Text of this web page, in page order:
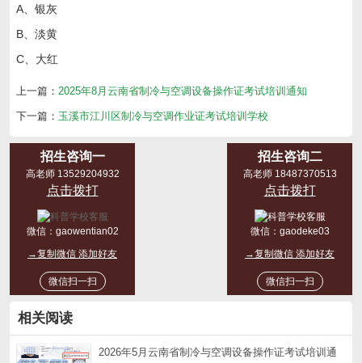
A、银灰
B、淡黄
C、大红
上一篇：2025年8月云南省制冷与空调设备操作证考试培训通知
下一篇： 玉溪市江川区制冷与空调作业证考试培训学校
招生咨询一
高老师 13529204932
点击拨打
微信： gaowentian02
→复制微信 添加好友
微信扫一扫
招生咨询二
高老师 18487370513
点击拨打
微信： gaodeke03
→复制微信 添加好友
微信扫一扫
相关阅读
2026年5月云南省制冷与空调设备操作证考试培训通